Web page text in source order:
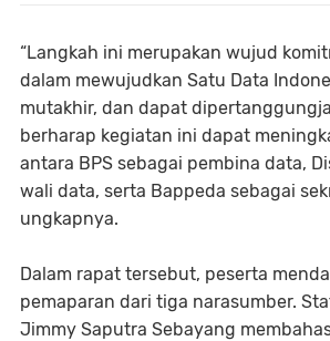
“Langkah ini merupakan wujud
dalam mewujudkan Satu Data
mutakhir, dan dapat
berharap kegiatan ini dapat
antara BPS sebagai pembina data,
wali data, serta Bappeda sebagai
ungkapnya.
Dalam rapat tersebut, peserta
pemaparan dari tiga narasumber.
Jimmy Saputra Sebayang